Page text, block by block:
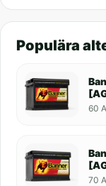
Populära
60
70